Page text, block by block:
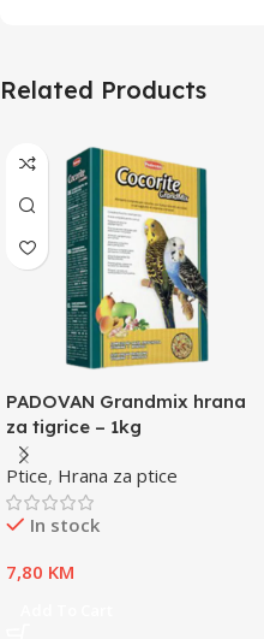
Related Products
PADOVAN Grandmix hrana
za tigrice – 1kg
Ptice, Hrana za ptice
In stock
7,80 KM